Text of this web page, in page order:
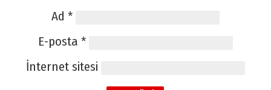
Ad *
E-posta *
İnternet sitesi